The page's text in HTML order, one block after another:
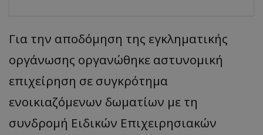
Για την αποδόμηση της εγκληματικής
οργάνωσης οργανώθηκε αστυνομική
επιχείρηση σε συγκρότημα
ενοικιαζόμενων δωματίων με τη
συνδρομή Ειδικών Επιχειρησιακών